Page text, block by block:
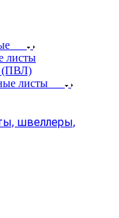
листы
(ПВЛ)
листы
швеллеры,